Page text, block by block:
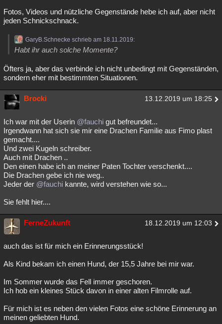
Fotos, Videos und nützliche Gegenstände hebe ich auf, aber nicht
jeden Schnickschnack.
GaryB.Schnecke schrieb am 18.11.2019:
Habt ihr auch solche Momente?
Öfters ja, aber das verbinde ich nicht unbedingt mit Gegenständen,
sondern eher mit bestimmten Situationen.
Brocki 13.12.2019 um 18:25
Ich war mit der Userin @fauchi gut befreundet...
Irgendwann hat sich sie mir eine Drachen Familie aus Fimo plast
gemacht....
Und zwei Kugeln schreiber.
Auch mit Drachen ..
Den einen habe ich an meiner Paten Tochter verschenkt....
Die Drachen gebe ich nie weg..
Jeder der @fauchi kannte, wird verstehen wie so...
Sie fehlt hier....
FerneZukunft 18.12.2019 um 12:03
auch das ist für mich ein Erinnerungsstück!
Als Kind bekam ich einen Hund, der 15,5 Jahre bei mir war.
Im Sommer wurde das Fell immer geschoren.
Ich hob ein kleines Stück davon in einer alten Filmrolle auf.
Für mich ist es neben den vielen Fotos eine schöne Erinnerung an
meinen geliebten Hund.